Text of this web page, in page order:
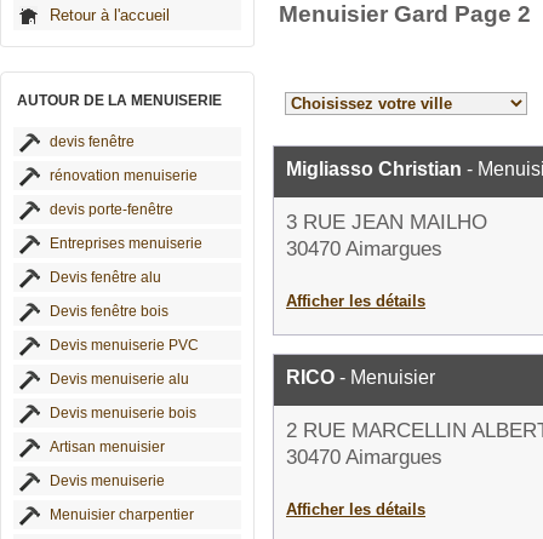
Retour à l'accueil
AUTOUR DE LA MENUISERIE
devis fenêtre
rénovation menuiserie
devis porte-fenêtre
Entreprises menuiserie
Devis fenêtre alu
Devis fenêtre bois
Devis menuiserie PVC
Devis menuiserie alu
Devis menuiserie bois
Artisan menuisier
Devis menuiserie
Menuisier charpentier
Menuisier Gard Page 2
Migliasso Christian -
3 RUE JEAN MAILHO
30470 Aimargues
Afficher les détails
RICO - Menuisier
2 RUE MARCELLIN
30470 Aimargues
Afficher les détails